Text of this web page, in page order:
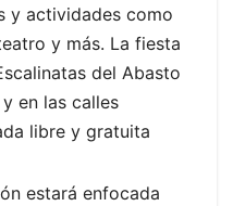
y actividades como
y más. La fiesta
del Abasto
en las calles
libre y gratuita
estará enfocada